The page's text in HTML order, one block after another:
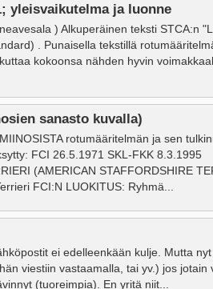
yleisvaikutelma ja luonne
) Alkuperäinen teksti STCA:n
. Punaisella tekstillä
kokoonsa nähden hyvin
sanasto kuvalla)
rotumääritelmän ja sen
FCI 26.5.1971 SKL-FKK 8.3.1995
(AMERICAN STAFFORDSHIRE
FCI:N LUOKITUS: Ryhmä...
ei edelleenkään kulje. Mutta
viestiin vastaamalla, tai yv.) jos jotain
(tuoreimpia). En yritä niit...